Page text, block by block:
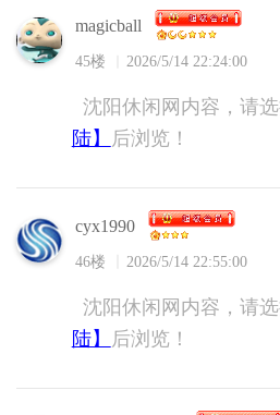
magicball
45楼 2026/5/14 22:24:00
沈阳休闲网内容，请
陆】
后浏览！
cyx1990
46楼 2026/5/14 22:55:00
沈阳休闲网内容，请
陆】
后浏览！